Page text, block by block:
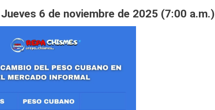
6 de noviembre de 2025 (7:00 a.m.)